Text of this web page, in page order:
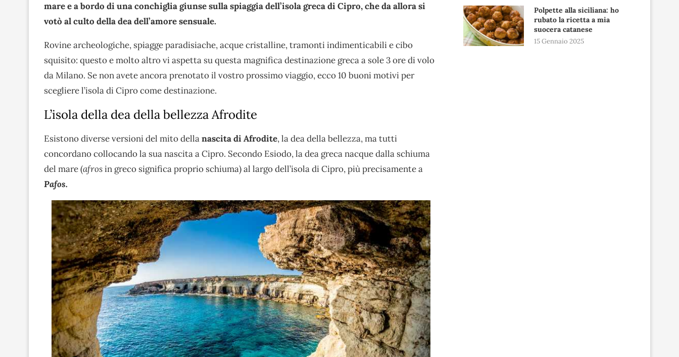
mare e a bordo di una conchiglia giunse sulla spiaggia dell’isola greca di Cipro, che da allora si
votò al culto della dea dell’amore sensuale.
Rovine archeologiche, spiagge paradisiache, acque cristalline, tramonti indimenticabili e cibo
squisito: questo e molto altro vi aspetta su questa magnifica destinazione greca a sole 3 ore di volo
da Milano. Se non avete ancora prenotato il vostro prossimo viaggio, ecco 10 buoni motivi per
scegliere l’isola di Cipro come destinazione.
L’isola della dea della bellezza Afrodite
Esistono diverse versioni del mito dellanascita di Afrodite, la dea della bellezza, ma tutti
concordano collocando la sua nascita a Cipro. Secondo Esiodo, la dea greca nacque dalla schiuma
del mare (afrosin greco significa proprio schiuma) al largo dell’isola di Cipro, più precisamente a
Pafos.
Polpette alla siciliana: ho
rubato la ricetta a mia
suocera catanese
15 Gennaio 2025